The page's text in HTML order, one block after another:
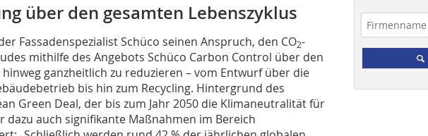
über den ­gesamten Lebenszyklus
Fassadenspezialist Schüco seinen Anspruch, den CO2-
mithilfe des Angebots Schüco Carbon Control über den
ganzheitlich zu reduzieren – vom Entwurf über die
bis hin zum Recycling. Hintergrund des
Green Deal, der bis zum Jahr 2050 die Klimaneutralität für
dazu auch signifikante Maßnahmen im Bereich